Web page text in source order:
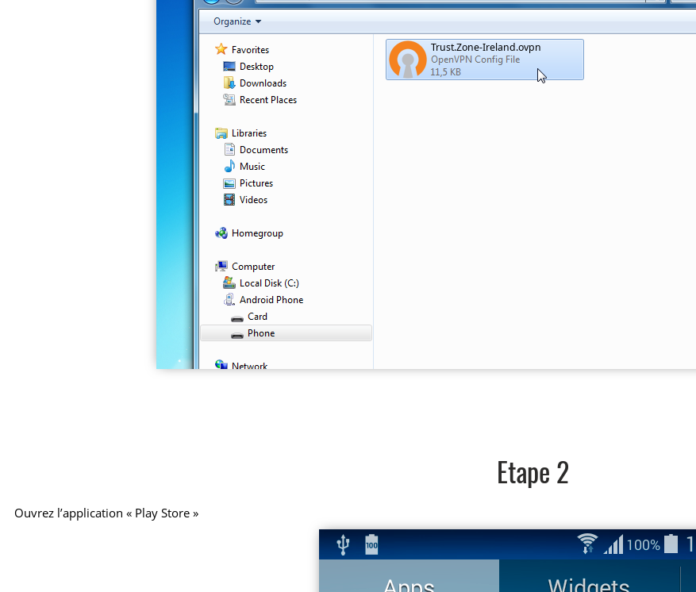
Trust.Zone-Ireland.ovpn
Etape 2
Ouvrez l’application « Play Store »